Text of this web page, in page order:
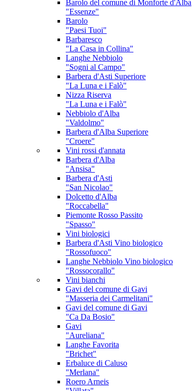
Barolo del comune di Monforte d'Alba
"Essenze"
Barolo
"Paesi Tuoi"
Barbaresco
"La Casa in Collina"
Langhe Nebbiolo
"Sogni al Campo"
Barbera d'Asti Superiore
"La Luna e i Falò"
Nizza Riserva
"La Luna e i Falò"
Nebbiolo d'Alba
"Valdolmo"
Barbera d'Alba Superiore
"Croere"
Vini rossi d'annata
Barbera d'Alba
"Ansisa"
Barbera d'Asti
"San Nicolao"
Dolcetto d'Alba
"Roccabella"
Piemonte Rosso Passito
"Spasso"
Vini biologici
Barbera d'Asti Vino biologico
"Rossofuoco"
Langhe Nebbiolo Vino biologico
"Rossocorallo"
Vini bianchi
Gavi del comune di Gavi
"Masseria dei Carmelitani"
Gavi del comune di Gavi
"Ca Da Bosio"
Gavi
"Aureliana"
Langhe Favorita
"Brichet"
Erbaluce di Caluso
"Merlana"
Roero Arneis